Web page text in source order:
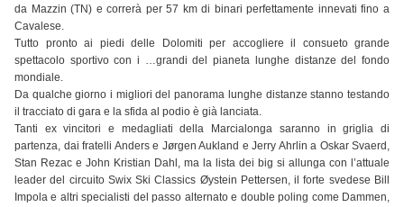
da Mazzin (TN) e correrà per 57 km di binari perfettamente innevati fino a
Cavalese.
Tutto pronto ai piedi delle Dolomiti per accogliere il consueto grande
spettacolo sportivo con i …grandi del pianeta lunghe distanze del fondo
mondiale.
Da qualche giorno i migliori del panorama lunghe distanze stanno testando
il tracciato di gara e la sfida al podio è già lanciata.
Tanti ex vincitori e medagliati della Marcialonga saranno in griglia di
partenza, dai fratelli Anders e Jørgen Aukland e Jerry Ahrlin a Oskar Svaerd,
Stan Rezac e John Kristian Dahl, ma la lista dei big si allunga con l’attuale
leader del circuito Swix Ski Classics Øystein Pettersen, il forte svedese Bill
Impola e altri specialisti del passo alternato e double poling come Dammen,